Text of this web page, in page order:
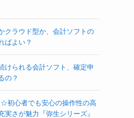
クラウド型か、会計ソフトの
ばよい？
けられる会計ソフト、確定申
の？
初心者でも安心の操作性の高
実さが魅力『弥生シリーズ』